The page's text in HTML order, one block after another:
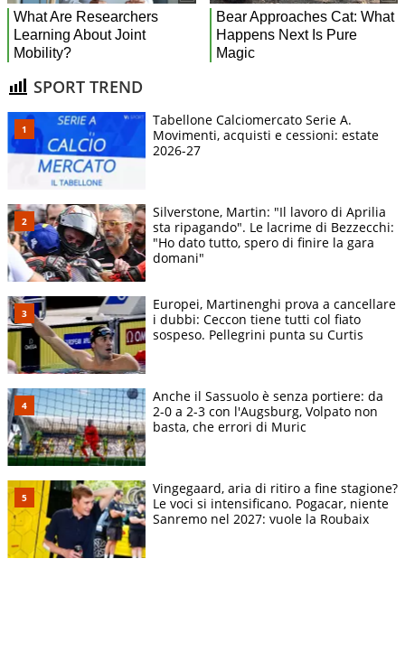
SPORT TREND
Tabellone Calciomercato Serie A.
Movimenti, acquisti e cessioni: estate
2026-27
Silverstone, Martin: "Il lavoro di Aprilia
sta ripagando". Le lacrime di Bezzecchi:
"Ho dato tutto, spero di finire la gara
domani"
Europei, Martinenghi prova a cancellare
i dubbi: Ceccon tiene tutti col fiato
sospeso. Pellegrini punta su Curtis
Anche il Sassuolo è senza portiere: da
2-0 a 2-3 con l'Augsburg, Volpato non
basta, che errori di Muric
Vingegaard, aria di ritiro a fine stagione?
Le voci si intensificano. Pogacar, niente
Sanremo nel 2027: vuole la Roubaix